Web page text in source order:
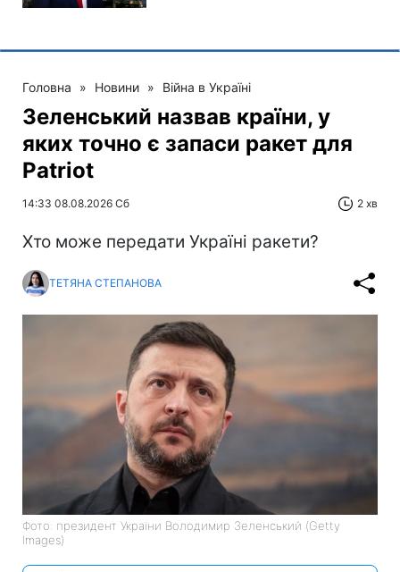
Головна » Новини » Війна в Україні
Зеленський назвав країни, у
яких точно є запаси ракет для
Patriot
14:33 08.08.2026 Сб 2 хв
Хто може передати Україні ракети?
ТЕТЯНА СТЕПАНОВА
Фото: президент України Володимир Зеленський (Getty
Images)